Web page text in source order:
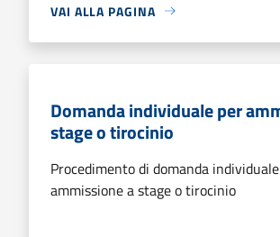
VAI ALLA PAGINA
Domanda individuale per
stage o tirocinio
Procedimento di domanda
ammissione a stage o tirocinio